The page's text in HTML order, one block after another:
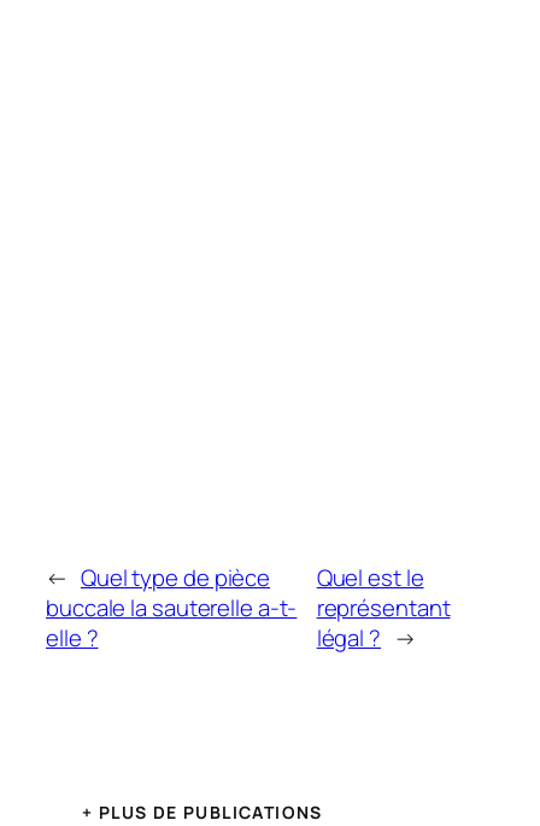
← Quel type de pièce
buccale la sauterelle a-t-
elle ?
Quel est le
représentant
légal ? →
+ PLUS DE PUBLICATIONS